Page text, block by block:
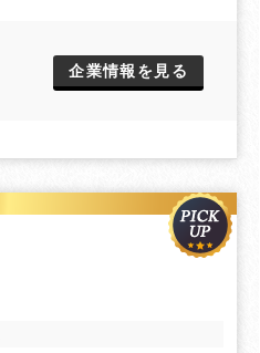
企業情報を見る